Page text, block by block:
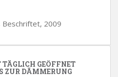
Beschriftet, 2009
TÄGLICH GEÖFFNET
ZUR DÄMMERUNG